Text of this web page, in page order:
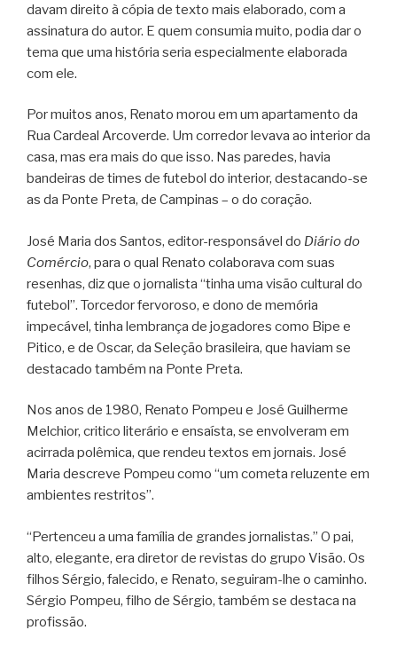
davam direito à cópia de texto mais elaborado, com a
assinatura do autor. E quem consumia muito, podia dar o
tema que uma história seria especialmente elaborada
com ele.
Por muitos anos, Renato morou em um apartamento da
Rua Cardeal Arcoverde. Um corredor levava ao interior da
casa, mas era mais do que isso. Nas paredes, havia
bandeiras de times de futebol do interior, destacando-se
as da Ponte Preta, de Campinas – o do coração.
José Maria dos Santos, editor-responsável do Diário do
Comércio, para o qual Renato colaborava com suas
resenhas, diz que o jornalista “tinha uma visão cultural do
futebol”. Torcedor fervoroso, e dono de memória
impecável, tinha lembrança de jogadores como Bipe e
Pitico, e de Oscar, da Seleção brasileira, que haviam se
destacado também na Ponte Preta.
Nos anos de 1980, Renato Pompeu e José Guilherme
Melchior, critico literário e ensaísta, se envolveram em
acirrada polêmica, que rendeu textos em jornais. José
Maria descreve Pompeu como “um cometa reluzente em
ambientes restritos”.
“Pertenceu a uma família de grandes jornalistas.” O pai,
alto, elegante, era diretor de revistas do grupo Visão. Os
filhos Sérgio, falecido, e Renato, seguiram-lhe o caminho.
Sérgio Pompeu, filho de Sérgio, também se destaca na
profissão.